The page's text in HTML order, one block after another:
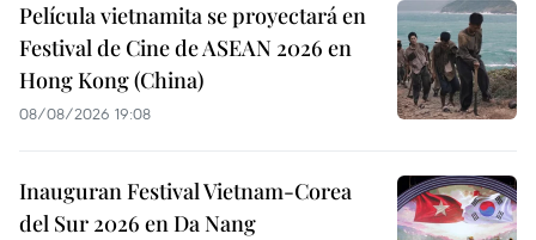
Película vietnamita se proyectará en
Festival de Cine de ASEAN 2026 en
Hong Kong (China)
08/08/2026 19:08
Inauguran Festival Vietnam-Corea
del Sur 2026 en Da Nang